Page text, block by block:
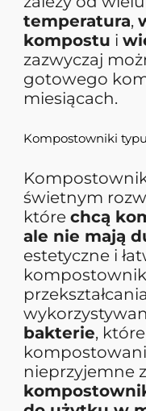
temperatura,
kompostu i
zazwyczaj
gotowego
miesiącach.
Kompostowniki
świetnym
które chcą
ale nie mają
estetyczne i
bakterie,
nieprzyjemne